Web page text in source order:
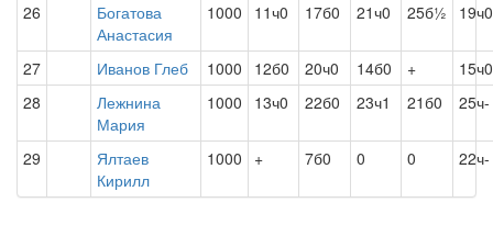
26
Богатова
Анастасия
1000 11ч0 17б0 21ч0 25б½ 19ч0
27 Иванов Глеб 1000 12б0 20ч0 14б0 +
15ч0
28
Лежнина
Мария
1000 13ч0 22б0 23ч1 21б0 25ч-
29
Ялтаев
Кирилл
1000 + 7б0 0 0 22ч-